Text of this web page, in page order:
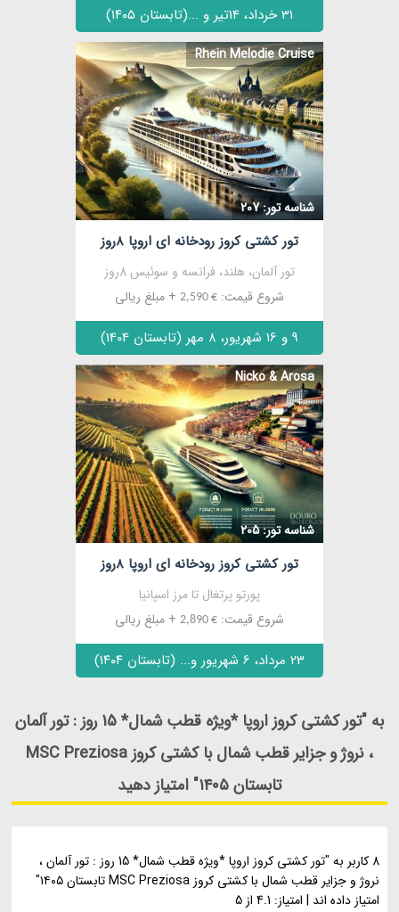
31 خرداد، 14تیر و ...(تابستان ۱۴۰۵)
مشاهده
Rhein Melodie Cruise
شناسه تور: 207
تور کشتی کروز رودخانه ای اروپا 8روز
تور آلمان، هلند، فرانسه و سوئیس 8روز
شروع قیمت: € 2,590 + مبلغ ریالی
9 و 16 شهریور، 8 مهر (تابستان 1404)
مشاهده
Nicko & Arosa
شناسه تور: 205
تور کشتی کروز رودخانه ای اروپا 8روز
پورتو پرتغال تا مرز اسپانیا
شروع قیمت: € 2,890 + مبلغ ریالی
23 مرداد، 6 شهریور و... (تابستان ۱۴۰۴)
به "تور کشتی کروز اروپا *ویژه قطب شمال* 15 روز : تور آلمان
، نروژ و جزایر قطب شمال با کشتی کروز MSC Preziosa
تابستان ۱۴۰۵" امتیاز دهید
8 کاربر به "
تور کشتی کروز اروپا *ویژه قطب شمال* 15 روز : تور آلمان ،
نروژ و جزایر قطب شمال با کشتی کروز MSC Preziosa تابستان ۱۴۰۵
"
امتیاز داده اند | امتیاز: 4.1از5